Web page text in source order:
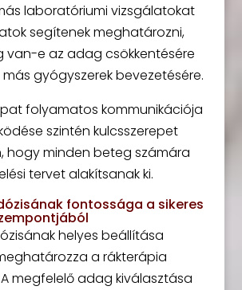
laboratóriumi vizsgálatokat
segítenek meghatározni,
van-e az adag csökkentésére
gyógyszerek bevezetésére.
folyamatos kommunikációja
szintén kulcsszerepet
hogy minden beteg számára
tervet alakítsanak ki.
fontossága a sikeres
helyes beállítása
a rákterápia
megfelelő adag kiválasztása